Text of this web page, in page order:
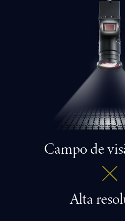
Campo de
Alta